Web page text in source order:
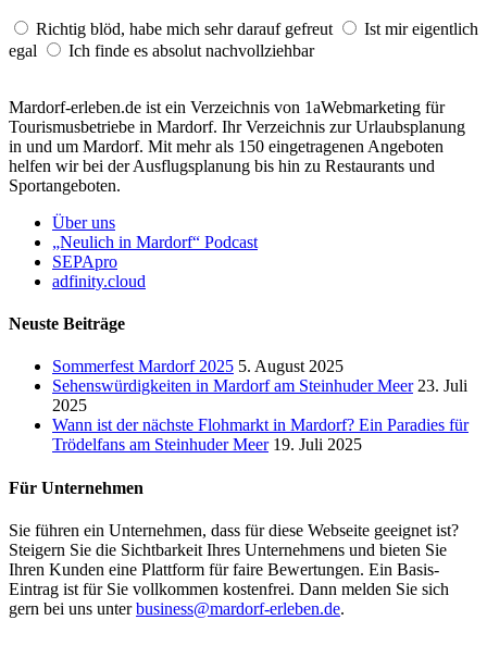
Richtig blöd, habe mich sehr darauf gefreut
Ist mir eigentlich
egal
Ich finde es absolut nachvollziehbar
Mardorf-erleben.de ist ein Verzeichnis von 1aWebmarketing für
Tourismusbetriebe in Mardorf. Ihr Verzeichnis zur Urlaubsplanung
in und um Mardorf. Mit mehr als 150 eingetragenen Angeboten
helfen wir bei der Ausflugsplanung bis hin zu Restaurants und
Sportangeboten.
Über uns
„Neulich in Mardorf“ Podcast
SEPApro
adfinity.cloud
Neuste Beiträge
Sommerfest Mardorf 2025 5. August 2025
Sehenswürdigkeiten in Mardorf am Steinhuder Meer 23. Juli
2025
Wann ist der nächste Flohmarkt in Mardorf? Ein Paradies für
Trödelfans am Steinhuder Meer 19. Juli 2025
Für Unternehmen
Sie führen ein Unternehmen, dass für diese Webseite geeignet ist?
Steigern Sie die Sichtbarkeit Ihres Unternehmens und bieten Sie
Ihren Kunden eine Plattform für faire Bewertungen. Ein Basis-
Eintrag ist für Sie vollkommen kostenfrei. Dann melden Sie sich
gern bei uns unterbusiness@mardorf-erleben.de.